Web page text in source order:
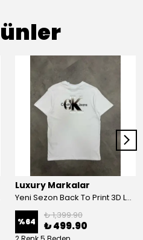
Luxury Markalar
Yeni Sezon Back To Print 3D Logo T-shirt
%64
₺ 1,399.90
₺ 499.90